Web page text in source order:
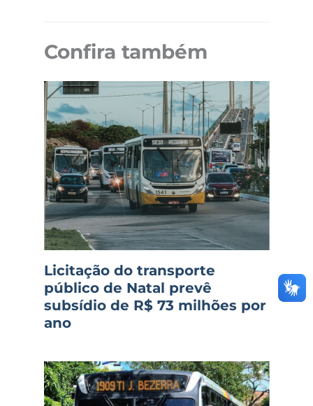
Confira também
Licitação do transporte
público de Natal prevê
subsídio de R$ 73 milhões por
ano